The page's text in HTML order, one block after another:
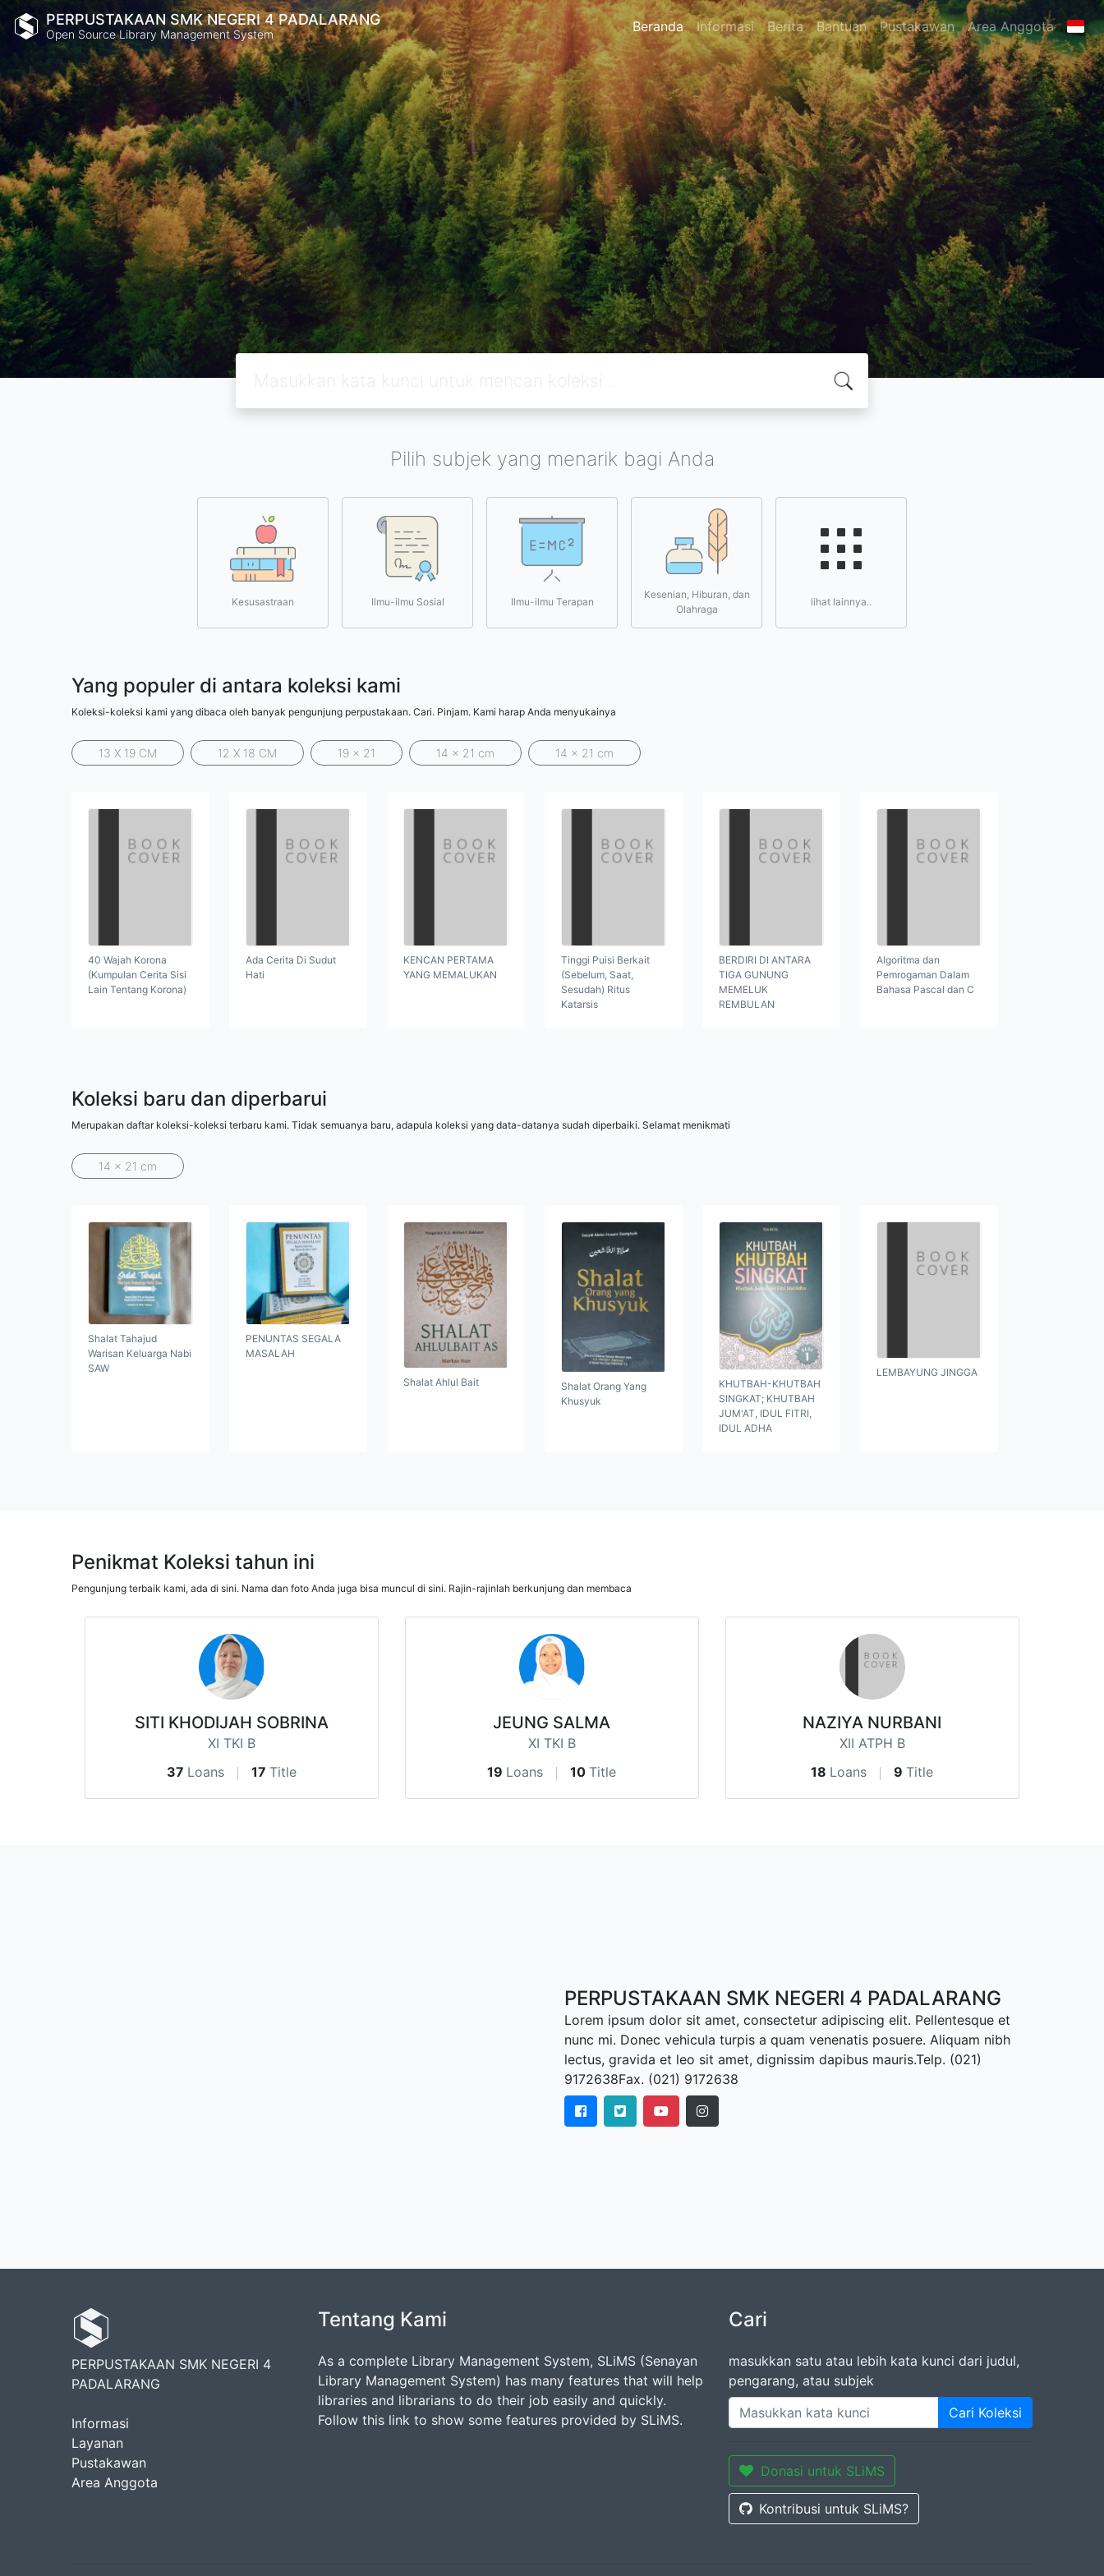
PERPUSTAKAAN SMK NEGERI 4 PADALARANG
Open Source Library Management System Beranda Informasi Berita Bantuan Pustakawan Area Anggota
Pilih subjek yang menarik bagi Anda
Kesusastraan Ilmu-ilmu Sosial Ilmu-ilmu Terapan
Kesenian, Hiburan, dan
Olahraga
lihat lainnya..
Yang populer di antara koleksi kami
Koleksi-koleksi kami yang dibaca oleh banyak pengunjung perpustakaan. Cari. Pinjam. Kami harap Anda menyukainya
13 X 19 CM 12 X 18 CM 19 x 21 14 x 21 cm 14 x 21 cm
40 Wajah Korona
(Kumpulan Cerita Sisi
Lain Tentang Korona)
Ada Cerita Di Sudut
Hati
KENCAN PERTAMA
YANG MEMALUKAN
Tinggi Puisi Berkait
(Sebelum, Saat,
Sesudah) Ritus
Katarsis
BERDIRI DI ANTARA
TIGA GUNUNG
MEMELUK
REMBULAN
Algoritma dan
Pemrogaman Dalam
Bahasa Pascal dan C
Koleksi baru dan diperbarui
Merupakan daftar koleksi-koleksi terbaru kami. Tidak semuanya baru, adapula koleksi yang data-datanya sudah diperbaiki. Selamat menikmati
14 x 21 cm
Shalat Tahajud
Warisan Keluarga Nabi
SAW
PENUNTAS SEGALA
MASALAH
Shalat Ahlul Bait
Shalat Orang Yang
Khusyuk
KHUTBAH-KHUTBAH
SINGKAT; KHUTBAH
JUM'AT, IDUL FITRI,
IDUL ADHA
LEMBAYUNG JINGGA
Penikmat Koleksi tahun ini
Pengunjung terbaik kami, ada di sini. Nama dan foto Anda juga bisa muncul di sini. Rajin-rajinlah berkunjung dan membaca
SITI KHODIJAH SOBRINA
XI TKI B
37 Loans 17 Title
JEUNG SALMA
XI TKI B
19 Loans 10 Title
NAZIYA NURBANI
XII ATPH B
18 Loans 9 Title
PERPUSTAKAAN SMK NEGERI 4 PADALARANG
Lorem ipsum dolor sit amet, consectetur adipiscing elit. Pellentesque et
nunc mi. Donec vehicula turpis a quam venenatis posuere. Aliquam nibh
lectus, gravida et leo sit amet, dignissim dapibus mauris.Telp. (021)
9172638Fax. (021) 9172638
PERPUSTAKAAN SMK NEGERI 4
PADALARANG
Informasi
Layanan
Pustakawan
Area Anggota
Tentang Kami
As a complete Library Management System, SLiMS (Senayan
Library Management System) has many features that will help
libraries and librarians to do their job easily and quickly.
Follow this link to show some features provided by SLiMS.
Cari
masukkan satu atau lebih kata kunci dari judul,
pengarang, atau subjek
Cari Koleksi
Donasi untuk SLiMS
Kontribusi untuk SLiMS?